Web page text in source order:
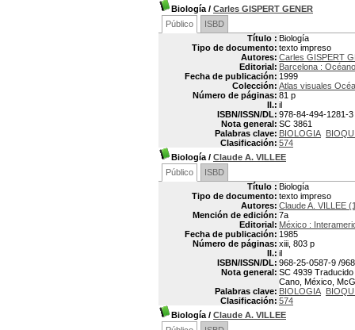
Biología / Carles GISPERT GENER
Público
ISBD
Título : Biología
Tipo de documento: texto impreso
Autores: Carles GISPERT
Editorial: Barcelona : Océano
Fecha de publicación: 1999
Colección: Atlas visuales
Número de páginas: 81 p
Il.: il
ISBN/ISSN/DL: 978-84-494-1281-3
Nota general: SC 3861
Palabras clave: BIOLOGIA
Clasificación: 574
Biología / Claude A. VILLEE
Público
ISBD
Título : Biología
Tipo de documento: texto impreso
Autores: Claude A. VILLEE
Mención de edición: 7a
Editorial: México :
Fecha de publicación: 1985
Número de páginas: xiii, 803 p
Il.: il
ISBN/ISSN/DL: 968-25-0587-9 /
Nota general: SC 4939
Cano, México,
Palabras clave: BIOLOGIA
Clasificación: 574
Biología / Claude A. VILLEE